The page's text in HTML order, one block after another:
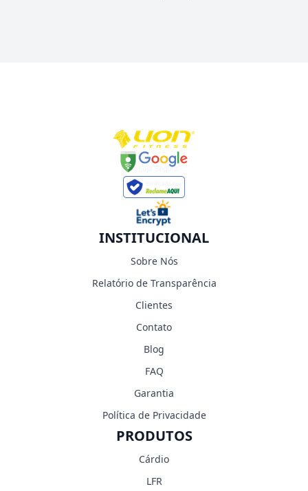
INSTITUCIONAL
Sobre Nós
Relatório de Transparência
Clientes
Contato
Blog
FAQ
Garantia
Política de Privacidade
PRODUTOS
Cárdio
LFR